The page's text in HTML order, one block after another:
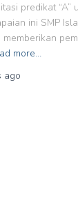
predikat “A”
ini SMP
more…
ago